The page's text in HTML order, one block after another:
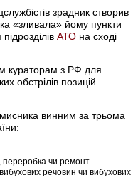
зрадник створив
«зливала» йому пункти
АТО на сході
кураторам з РФ для
обстрілів позицій
винним за трьома
переробка чи ремонт
речовин чи вибухових